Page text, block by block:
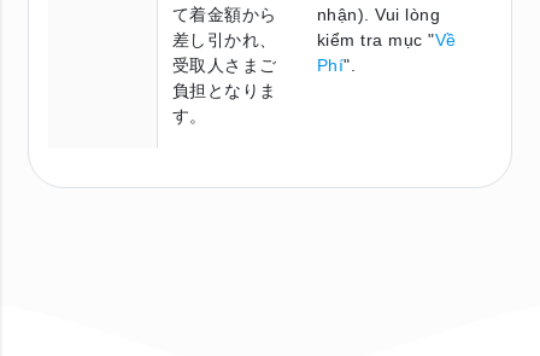
て着金額から
差し引かれ、
受取人さまご
負担となりま
す。
nhận). Vui lòng
kiểm tra mục "Về
Phí".